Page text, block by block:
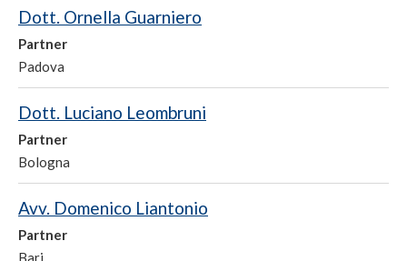
Dott. Ornella Guarniero
Partner
Padova
Dott. Luciano Leombruni
Partner
Bologna
Avv. Domenico Liantonio
Partner
Bari